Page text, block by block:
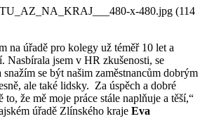
na úřadě pro kolegy už téměř 10 let a
Nasbírala jsem v HR zkušenosti, se
se být našim zaměstnancům dobrým
ale také lidsky. Za úspěch a dobré
že mě moje práce stále naplňuje a těší,“
úřadě Zlínského kraje Eva